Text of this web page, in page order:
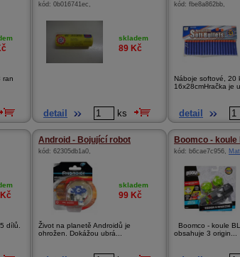
ran
kód: 0b016741ec ,
skladem
89 Kč
detail ks
kód: fbe8a862bb,
Náboje softové, 20
16x28cmHračka je
detail
Kč
dílů.
Android - Bojující robot
kód: 62305db1a0,
skladem
99 Kč
Život na planetě Androidů je
ohrožen. Dokážou ubrá...
Boomco - koule
kód: b6cae7c956,
Boomco - koule
obsahuje 3 origin...